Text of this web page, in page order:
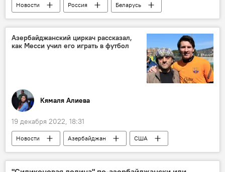
Новости Россия
Беларусь
Владимир Путин
Лукашенко
переговоры
Азербайджанский циркач рассказал,
как Месси учил его играть в футбол
Кямаля Алиева
19 декабря 2022, 18:31
Новости Азербайджан
США
Лионель Месси
циркач Общество